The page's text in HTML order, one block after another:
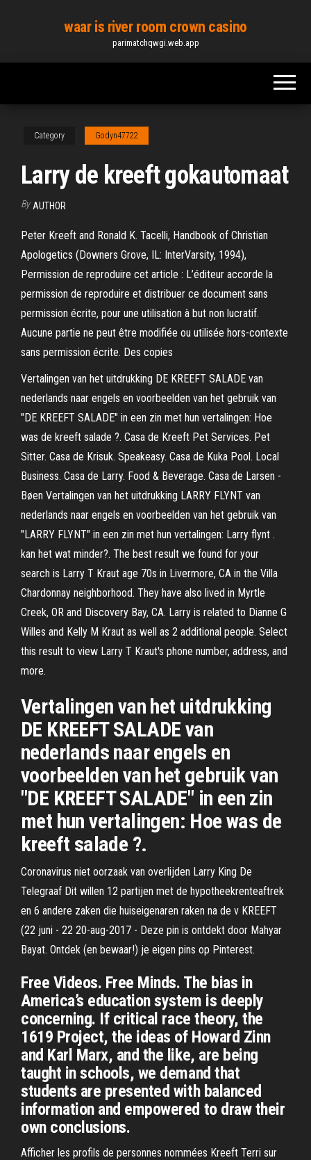
content
waar is river room crown casino
parimatchqwgi.web.app
Category Godyn47722
Larry de kreeft gokautomaat
By AUTHOR
Peter Kreeft and Ronald K. Tacelli, Handbook of Christian
Apologetics (Downers Grove, IL: InterVarsity, 1994),
Permission de reproduire cet article : L’éditeur accorde la
permission de reproduire et distribuer ce document sans
permission écrite, pour une utilisation à but non lucratif.
Aucune partie ne peut être modifiée ou utilisée hors-contexte
sans permission écrite. Des copies
Vertalingen van het uitdrukking DE KREEFT SALADE van
nederlands naar engels en voorbeelden van het gebruik van
"DE KREEFT SALADE" in een zin met hun vertalingen: Hoe
was de kreeft salade ?. Casa de Kreeft Pet Services. Pet
Sitter. Casa de Krisuk. Speakeasy. Casa de Kuka Pool. Local
Business. Casa de Larry. Food & Beverage. Casa de Larsen -
Bøen Vertalingen van het uitdrukking LARRY FLYNT van
nederlands naar engels en voorbeelden van het gebruik van
"LARRY FLYNT" in een zin met hun vertalingen: Larry flynt .
kan het wat minder?. The best result we found for your
search is Larry T Kraut age 70s in Livermore, CA in the Villa
Chardonnay neighborhood. They have also lived in Myrtle
Creek, OR and Discovery Bay, CA. Larry is related to Dianne G
Willes and Kelly M Kraut as well as 2 additional people. Select
this result to view Larry T Kraut's phone number, address, and
more.
Vertalingen van het uitdrukking
DE KREEFT SALADE van
nederlands naar engels en
voorbeelden van het gebruik van
"DE KREEFT SALADE" in een zin
met hun vertalingen: Hoe was de
kreeft salade ?.
Coronavirus niet oorzaak van overlijden Larry King De
Telegraaf Dit willen 12 partijen met de hypotheekrenteaftrek
en 6 andere zaken die huiseigenaren raken na de v KREEFT
(22 juni - 22 20-aug-2017 - Deze pin is ontdekt door Mahyar
Bayat. Ontdek (en bewaar!) je eigen pins op Pinterest.
Free Videos. Free Minds. The bias in
America’s education system is deeply
concerning. If critical race theory, the
1619 Project, the ideas of Howard Zinn
and Karl Marx, and the like, are being
taught in schools, we demand that
students are presented with balanced
information and empowered to draw their
own conclusions.
Afficher les profils de personnes nommées Kreeft Terri sur